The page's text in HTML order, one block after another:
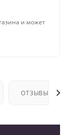
и может
ОТЗЫВЫ